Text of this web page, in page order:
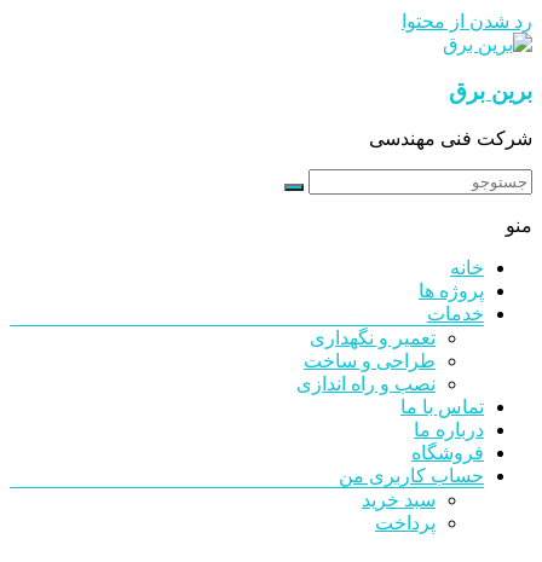
رد شدن از محتوا
برین برق
شرکت فنی مهندسی
منو
خانه
پروژه ها
خدمات
تعمیر و نگهداری
طراحی و ساخت
نصب و راه اندازی
تماس با ما
درباره ما
فروشگاه
حساب کاربری من
سبد خرید
پرداخت